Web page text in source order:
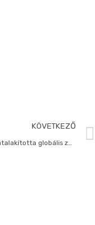
KÖVETKEZŐ
A Believe átalakította globális zenei stratégiáját a frissen kinevezett elnökének köszönhetően